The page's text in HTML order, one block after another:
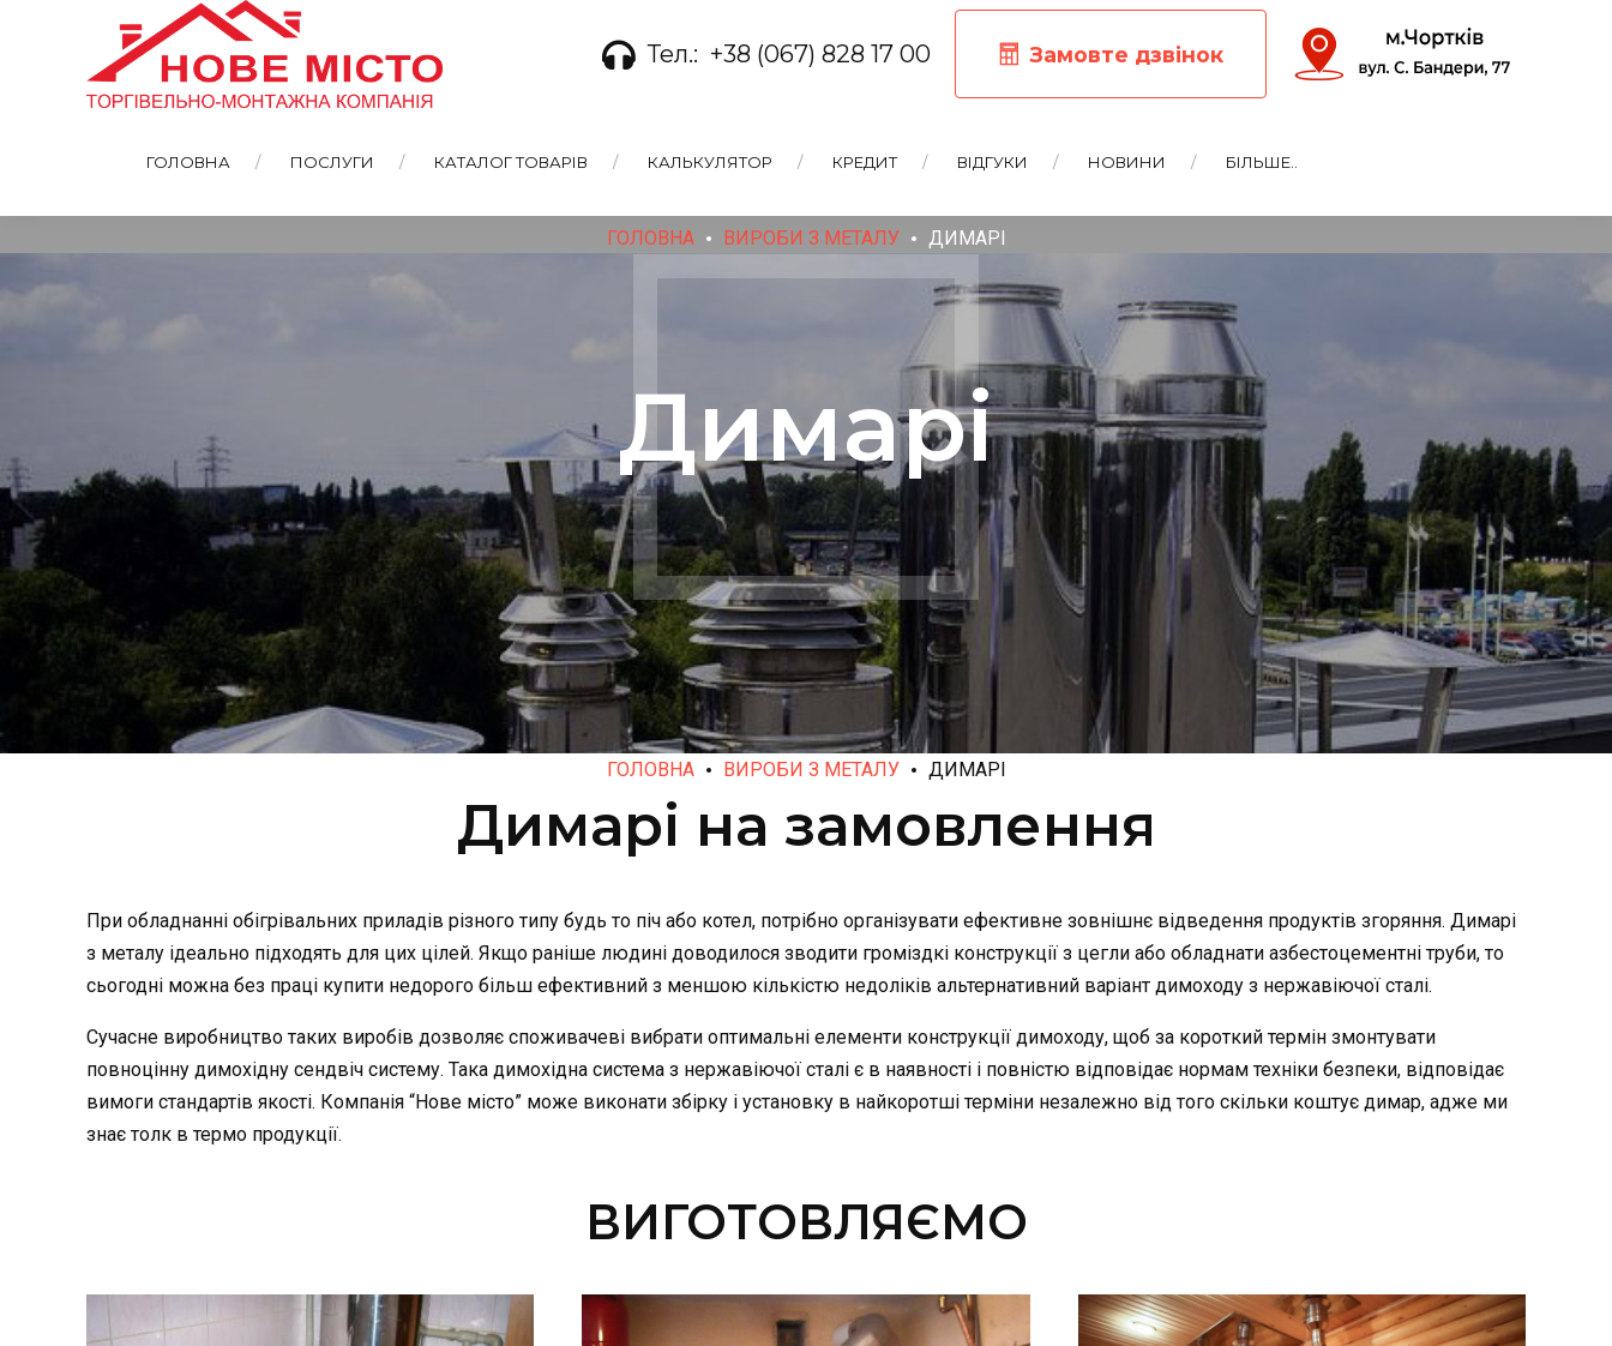
Тел.: +38 (067) 828 17 00 Замовте дзвінок
ГОЛОВНА ПОСЛУГИ КАТАЛОГ ТОВАРІВ КАЛЬКУЛЯТОР КРЕДИТ ВІДГУКИ НОВИНИ БІЛЬШЕ..
ГОЛОВНА ВИРОБИ З МЕТАЛУ ДИМАРІ
Димарі
ГОЛОВНА ВИРОБИ З МЕТАЛУ ДИМАРІ
Димарі на замовлення
При обладнанні обігрівальних приладів різного типу будь то піч або котел, потрібно організувати ефективне зовнішнє відведення продуктів згоряння. Димарі
з металу ідеально підходять для цих цілей. Якщо раніше людині доводилося зводити громіздкі конструкції з цегли або обладнати азбестоцементні труби, то
сьогодні можна без праці купити недорого більш ефективний з меншою кількістю недоліків альтернативний варіант димоходу з нержавіючої сталі.
Сучасне виробництво таких виробів дозволяє споживачеві вибрати оптимальні елементи конструкції димоходу, щоб за короткий термін змонтувати
повноцінну димохідну сендвіч систему. Така димохідна система з нержавіючої сталі є в наявності і повністю відповідає нормам техніки безпеки, відповідає
вимоги стандартів якості. Компанія “Нове місто” може виконати збірку і установку в найкоротші терміни незалежно від того скільки коштує димар, адже ми
знає толк в термо продукції.
ВИГОТОВЛЯЄМО